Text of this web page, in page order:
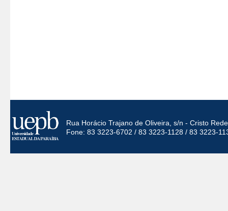
Rua Horácio Trajano de Oliveira, s/n - Cristo
Fone: 83 3223-6702 / 83 3223-1128 / 83 3223-